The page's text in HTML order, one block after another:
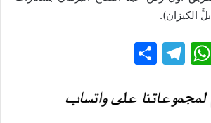
الكيزان).
W
at
T
e ر